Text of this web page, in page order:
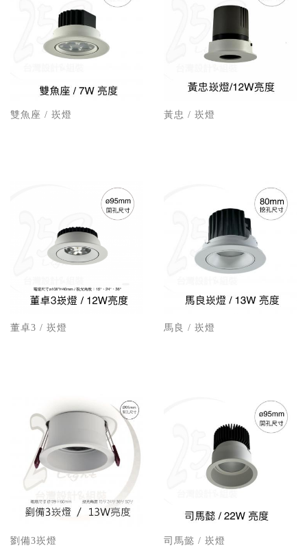
雙魚座 / 崁燈 黃忠 / 崁燈
董卓3 / 崁燈 馬良 / 崁燈
劉備3崁燈 司馬懿 / 崁燈